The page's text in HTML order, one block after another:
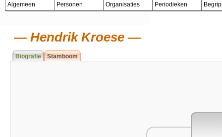
Algemeen Personen Organisaties Periodieken
Hendrik Kroese
Biografie Stamboom